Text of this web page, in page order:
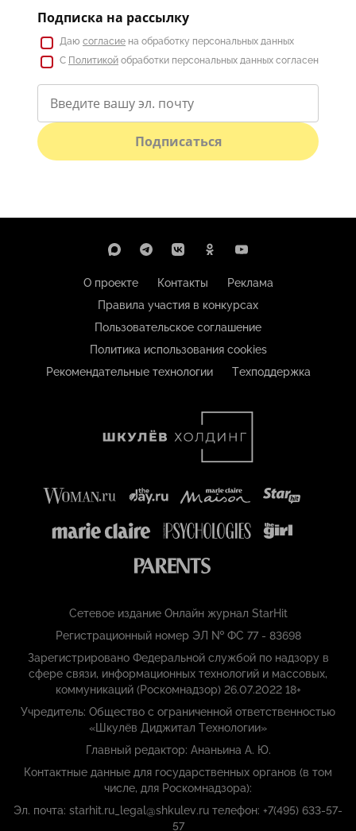
Подписка на рассылку
Даю согласие на обработку персональных данных
С Политикой обработки персональных данных согласен
Подписаться
О проекте Контакты
Реклама
Правила участия в конкурсах
Пользовательское соглашение
Политика использования cookies
Рекомендательные технологии
Техподдержка
Сетевое издание Онлайн журнал StarHit
Регистрационный номер ЭЛ № ФС 77 - 83698
Зарегистрировано Федеральной службой по надзору в
сфере связи, информационных технологий и массовых,
коммуникаций (Роскомнадзор) 26.07.2022 18+
Учредитель: Общество с ограниченной ответственностью
«Шкулёв Диджитал Технологии»
Главный редактор: Ананьина А. Ю.
Контактные данные для государственных органов (в том
числе, для Роскомнадзора):
Эл. почта: starhit.ru_legal@shkulev.ru телефон: +7(495) 633-57-
57